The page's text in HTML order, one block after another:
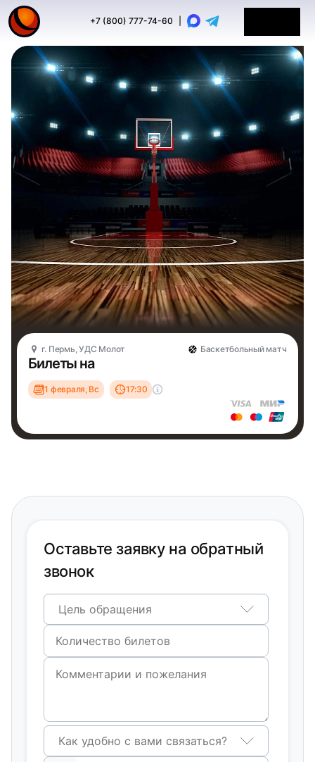
+7 (800) 777-74-60
г. Пермь, УДС Молот Баскетбольный матч
Билеты на
1 февраля, Вс 17:30
Оставьте заявку на обратный
звонок
Цель обращения
Как удобно с вами связаться?